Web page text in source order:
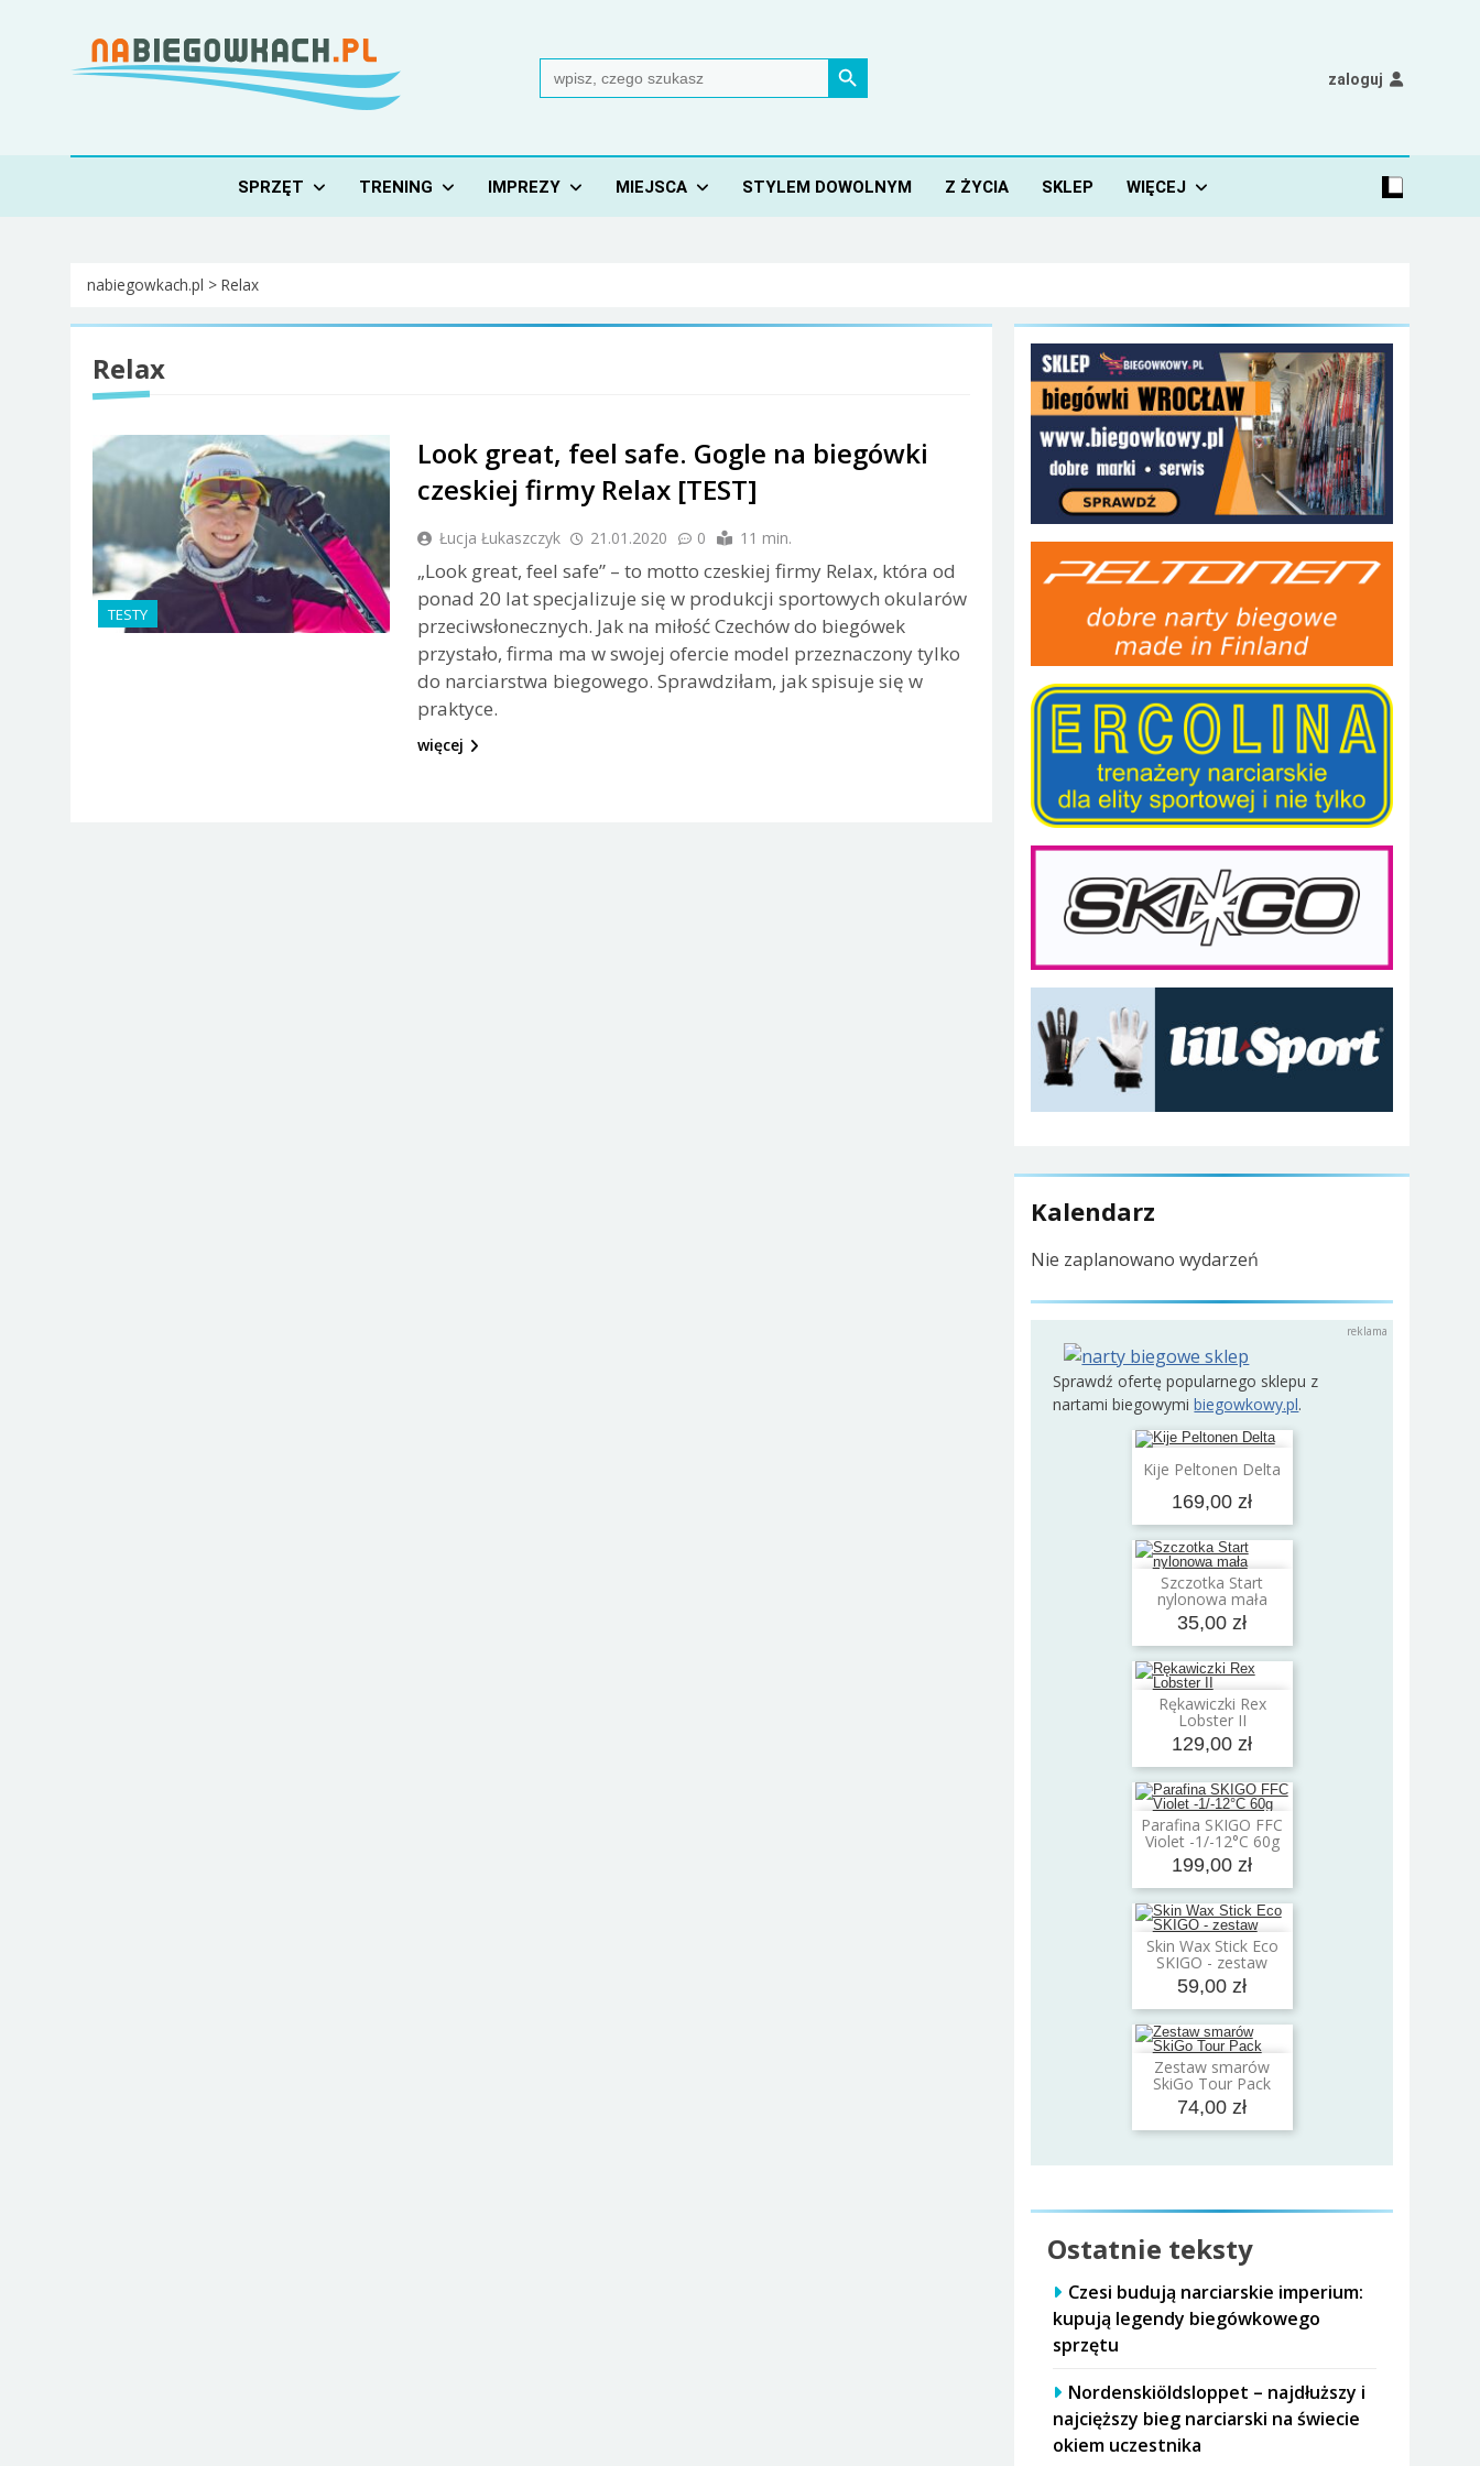
Nabiegowkach.pl
Search
for:
Search Button
zaloguj
SPRZĘT TRENING IMPREZY MIEJSCA STYLEM DOWOLNYM Z ŻYCIA SKLEP WIĘCEJ
nabiegowkach.pl > Relax
Relax
TESTY
Look great, feel safe. Gogle na biegówki
czeskiej firmy Relax [TEST]
Łucja Łukaszczyk 21.01.2020 0 11 min.
„Look great, feel safe” – to motto czeskiej firmy Relax, która od
ponad 20 lat specjalizuje się w produkcji sportowych okularów
przeciwsłonecznych. Jak na miłość Czechów do biegówek
przystało, firma ma w swojej ofercie model przeznaczony tylko
do narciarstwa biegowego. Sprawdziłam, jak spisuje się w
praktyce.
więcej
Kalendarz
Nie zaplanowano wydarzeń
Sprawdź ofertę popularnego sklepu z
nartami biegowymibiegowkowy.pl.
Kije Peltonen Delta
169,00 zł
Dodaj do koszyka
Szczotka Start
nylonowa mała
35,00 zł
Dodaj do koszyka
Rękawiczki Rex
Lobster II
129,00 zł
Dodaj do koszyka
Parafina SKIGO FFC
Violet -1/-12°C 60g
199,00 zł
Dodaj do koszyka
Skin Wax Stick Eco
SKIGO - zestaw
59,00 zł
Dodaj do koszyka
Zestaw smarów
SkiGo Tour Pack
74,00 zł
Dodaj do koszyka
Ostatnie teksty
Czesi budują narciarskie imperium:
kupują legendy biegówkowego
sprzętu
Nordenskiöldsloppet – najdłuższy i
najcięższy bieg narciarski na świecie
okiem uczestnika